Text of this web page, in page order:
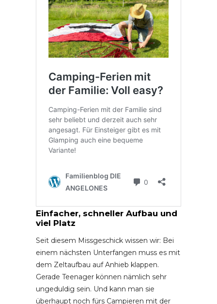
Einfacher, schneller Aufbau und
viel Platz
Seit diesem Missgeschick wissen wir: Bei
einem nächsten Unterfangen muss es mit
dem Zeltaufbau auf Anhieb klappen.
Gerade Teenager können nämlich sehr
ungeduldig sein. Und kann man sie
überhaupt noch fürs Campieren mit der